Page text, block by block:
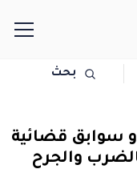
بحث
قضائية
والجرح